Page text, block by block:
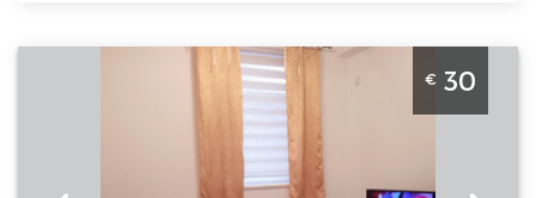
Studio Apartman Dilajla Beograd Zvezdara je lepo
uredjen stan na dan za 2 osobe u Mirijevu
Zvezdara
Gosti:
2
Kvadratura :33
€ 30